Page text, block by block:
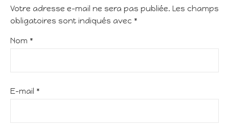
Votre adresse e-mail ne sera pas publiée. Les champs
obligatoires sont indiqués avec *
Nom *
E-mail *